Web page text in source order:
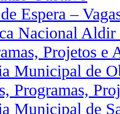
Espera –
Nacional
Projetos e
Municipal de
Programas,
Municipal de